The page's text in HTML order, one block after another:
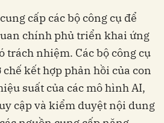
cấp các bộ công cụ để
chính phủ triển khai ứng
trách nhiệm. Các bộ công cụ
chế kết hợp phản hồi của con
suất của các mô hình AI,
cập và kiểm duyệt nội dung